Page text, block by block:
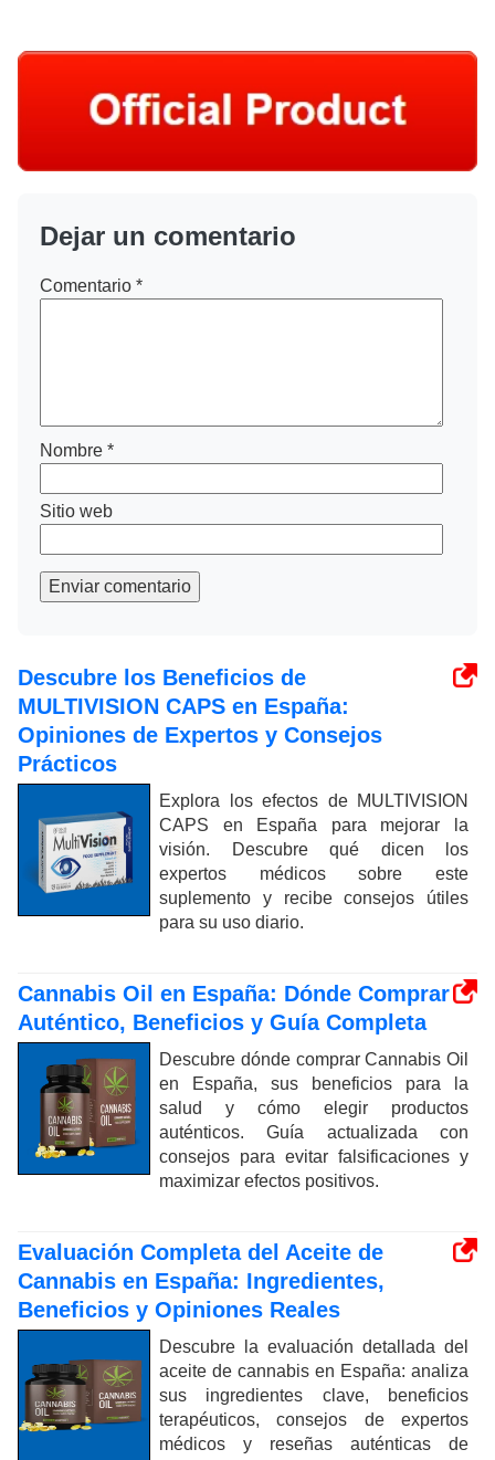
Dejar un comentario
Comentario *
Nombre *
Sitio web
Enviar comentario
Descubre los Beneficios de
MULTIVISION CAPS en España:
Opiniones de Expertos y Consejos
Prácticos
Explora los efectos de MULTIVISION
CAPS en España para mejorar la
visión. Descubre qué dicen los
expertos médicos sobre este
suplemento y recibe consejos útiles
para su uso diario.
Cannabis Oil en España: Dónde Comprar
Auténtico, Beneficios y Guía Completa
Descubre dónde comprar Cannabis Oil
en España, sus beneficios para la
salud y cómo elegir productos
auténticos. Guía actualizada con
consejos para evitar falsificaciones y
maximizar efectos positivos.
Evaluación Completa del Aceite de
Cannabis en España: Ingredientes,
Beneficios y Opiniones Reales
Descubre la evaluación detallada del
aceite de cannabis en España: analiza
sus ingredientes clave, beneficios
terapéuticos, consejos de expertos
médicos y reseñas auténticas de